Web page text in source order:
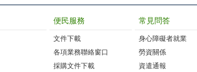
便民服務
文件下載
各項業務聯絡窗口
採購文件下載
常見問答
身心障礙者就業
勞資關係
資遣通報